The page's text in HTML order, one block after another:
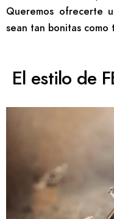
Queremos ofrecerte
sean tan bonitas como
El estilo de